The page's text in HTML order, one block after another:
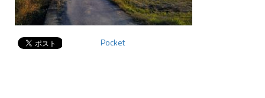
Pocket